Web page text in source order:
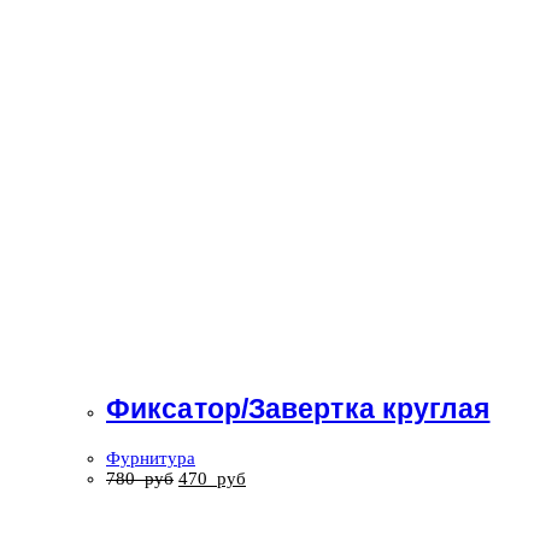
Фиксатор/Завертка круглая
Фурнитура
780руб 470 руб